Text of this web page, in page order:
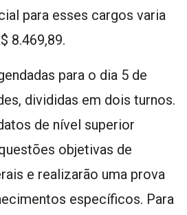
para esses cargos varia
8.469,89.
para o dia 5 de
divididas em dois turnos.
de nível superior
objetivas de
e realizarão uma prova
específicos. Para